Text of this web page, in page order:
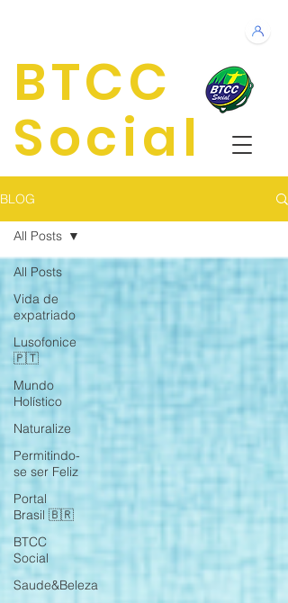
BTCC
Social
BLOG
All Posts
Vida de
expatriado
Lusofonice
🇵🇹
Mundo
Holístico
Naturalize
Permitindo-
se ser Feliz
Portal
Brasil 🇧🇷
BTCC
Social
Saude&Beleza
All Posts